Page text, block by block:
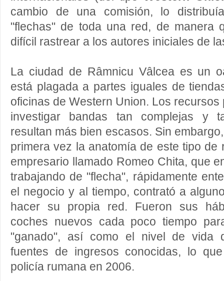
cambio de una comisión, lo
"flechas" de toda una red, de manera
difícil rastrear a los autores iniciales de
La ciudad de Râmnicu Vâlcea es un
está plagada a partes iguales de
oficinas de Western Union. Los
investigar bandas tan complejas y
resultan más bien escasos. Sin
primera vez la anatomía de este tipo de
empresario llamado Romeo Chita, que
trabajando de "flecha", rápidamente
el negocio y al tiempo, contrató a
hacer su propia red. Fueron sus
coches nuevos cada poco tiempo
"ganado", así como el nivel de vida
fuentes de ingresos conocidas, lo
policía rumana en 2006.